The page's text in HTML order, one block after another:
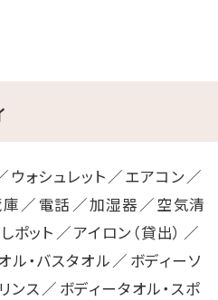
ウォシュレット
エアコン
電話 加湿器
空気清
ポット
アイロン（貸出）
ル・バスタオル
ボディーソ
ンス
ボディータオル・スポ